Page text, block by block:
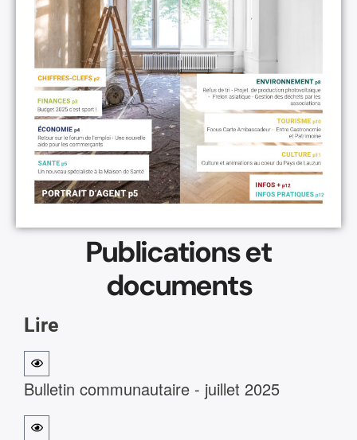
Publications et
documents
Lire
Bulletin communautaire - juillet 2025